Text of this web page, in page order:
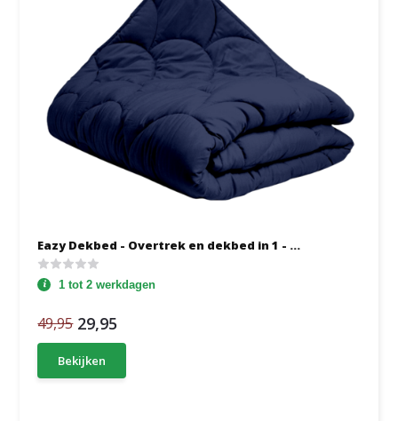
Eazy Dekbed - Overtrek en dekbed in 1 - ...
1 tot 2 werkdagen
49,95 29,95
Bekijken